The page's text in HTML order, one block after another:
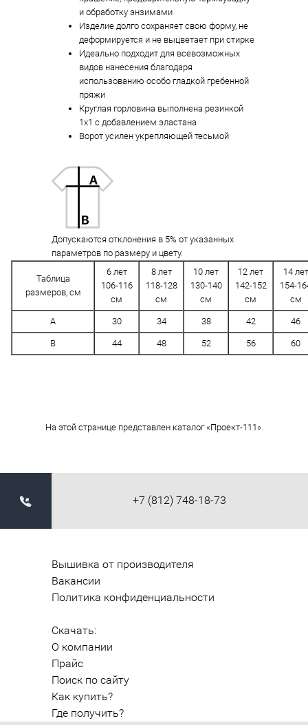
и обработку энзимами
Изделие долго сохраняет свою форму, не
деформируется и не выцветает при стирке
Идеально подходит для всевозможных
видов нанесения благодаря
использованию особо гладкой гребенной
пряжи
Круглая горловина выполнена резинкой
1x1 с добавлением эластана
Ворот усилен укрепляющей тесьмой
Допускаются отклонения в 5% от указанных
параметров по размеру и цвету.
Таблица
размеров, см
6 лет
106-116
см
8 лет
118-128
см
10 лет
130-140
см
12 лет
142-152
см
14 лет
154-
см
A 30 34 38 42 46
B 44 48 52 56 60
На этой странице представлен каталог «Проект-111».
+7 (812) 748-18-73
Вышивка от производителя
Вакансии
Политика конфиденциальности
Скачать:
О компании
Прайс
Поиск по сайту
Как купить?
Где получить?